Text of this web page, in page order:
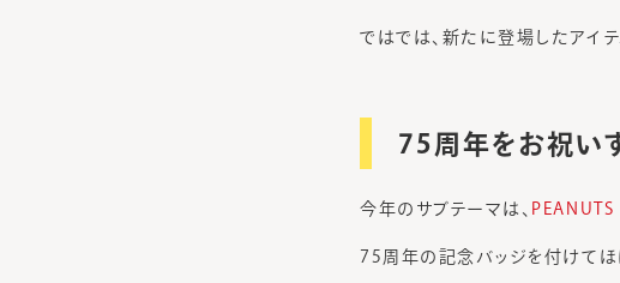
ではでは、新たに登場したアイ
75周年をお祝い
今年のサブテーマは、
75周年の記念バッジを付けてほ